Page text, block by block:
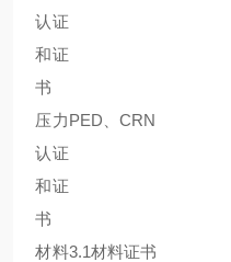
认证
和证
书
压力
认证
和证
书
PED、CRN
材料3.1材料证书